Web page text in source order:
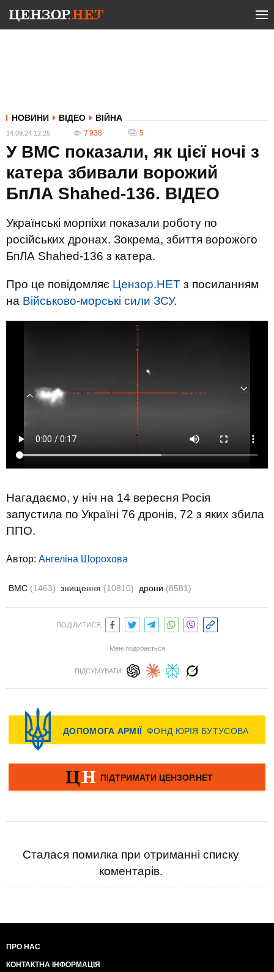
НОВИНИ ВІДЕО ВІЙНА
14.09.24 12:25 7 938 5
У ВМС показали, як цієї ночі з
катера збивали ворожий
БпЛА Shahed-136. ВIДЕО
Українські морпіхи показали роботу по
російських дронах. Зокрема, збиття ворожого
БпЛА Shahed-136 з катера.
Про це повідомляє Цензор.НЕТ з посиланням
на Військово-морські сили ЗСУ.
Нагадаємо, у ніч на 14 вересня Росія
запустила по Україні 76 дронів, 72 з яких збила
ППО.
Автор: Ангеліна Шорохова
ВМС (1463) знищення (10810) дрони (8581)
ПОДІЛИТИСЯ:
Мені подобається
ПІДСУМУВАТИ:
Сталася помилка при отриманні списку
коментарів.
ПРО НАС
КОНТАКТНА ІНФОРМАЦІЯ